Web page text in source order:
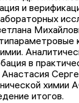
и
в
итогов.